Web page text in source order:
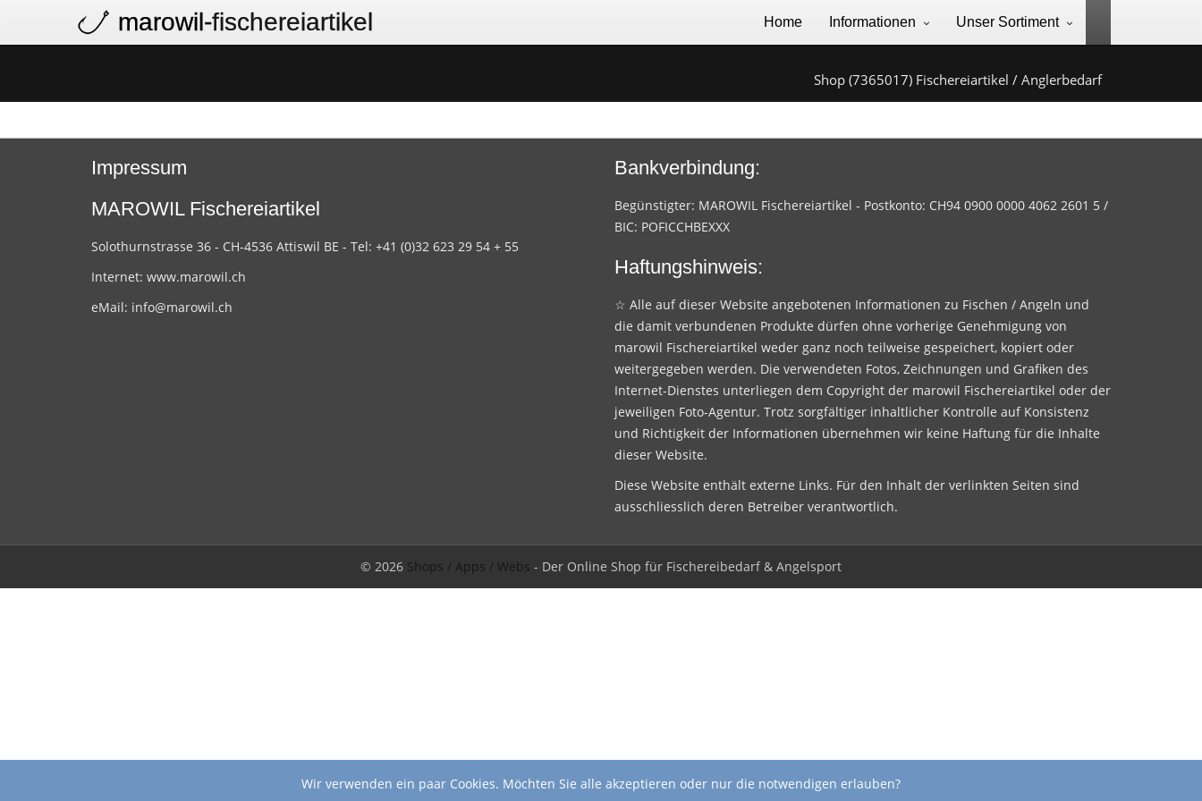
marowil-fischereiartikel Home Informationen Unser Sortiment
Shop (7365017) Fischereiartikel / Anglerbedarf
Impressum
MAROWIL Fischereiartikel
Solothurnstrasse 36 - CH-4536 Attiswil BE - Tel: +41 (0)32 623 29 54 + 55
Internet: www.marowil.ch
eMail: info@marowil.ch
Bankverbindung:
Begünstigter: MAROWIL Fischereiartikel - Postkonto: CH94 0900 0000 4062 2601 5 /
BIC: POFICCHBEXXX
Haftungshinweis:
☆ Alle auf dieser Website angebotenen Informationen zu Fischen / Angeln und
die damit verbundenen Produkte dürfen ohne vorherige Genehmigung von
marowil Fischereiartikel weder ganz noch teilweise gespeichert, kopiert oder
weitergegeben werden. Die verwendeten Fotos, Zeichnungen und Grafiken des
Internet-Dienstes unterliegen dem Copyright der marowil Fischereiartikel oder der
jeweiligen Foto-Agentur. Trotz sorgfältiger inhaltlicher Kontrolle auf Konsistenz
und Richtigkeit der Informationen übernehmen wir keine Haftung für die Inhalte
dieser Website.
Diese Website enthält externe Links. Für den Inhalt der verlinkten Seiten sind
ausschliesslich deren Betreiber verantwortlich.
© 2026 Shops / Apps / Webs - Der Online Shop für Fischereibedarf & Angelsport
Wir verwenden ein paar Cookies. Möchten Sie alle akzeptieren oder nur die notwendigen erlauben?